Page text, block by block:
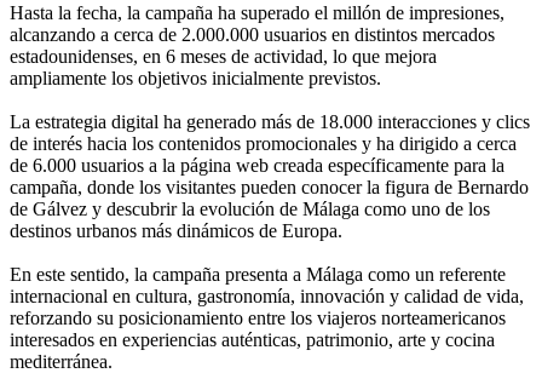
Hasta la fecha, la campaña ha superado el millón de impresiones,
alcanzando a cerca de 2.000.000 usuarios en distintos mercados
estadounidenses, en 6 meses de actividad, lo que mejora
ampliamente los objetivos inicialmente previstos.
La estrategia digital ha generado más de 18.000 interacciones y clics
de interés hacia los contenidos promocionales y ha dirigido a cerca
de 6.000 usuarios a la página web creada específicamente para la
campaña, donde los visitantes pueden conocer la figura de Bernardo
de Gálvez y descubrir la evolución de Málaga como uno de los
destinos urbanos más dinámicos de Europa.
En este sentido, la campaña presenta a Málaga como un referente
internacional en cultura, gastronomía, innovación y calidad de vida,
reforzando su posicionamiento entre los viajeros norteamericanos
interesados en experiencias auténticas, patrimonio, arte y cocina
mediterránea.